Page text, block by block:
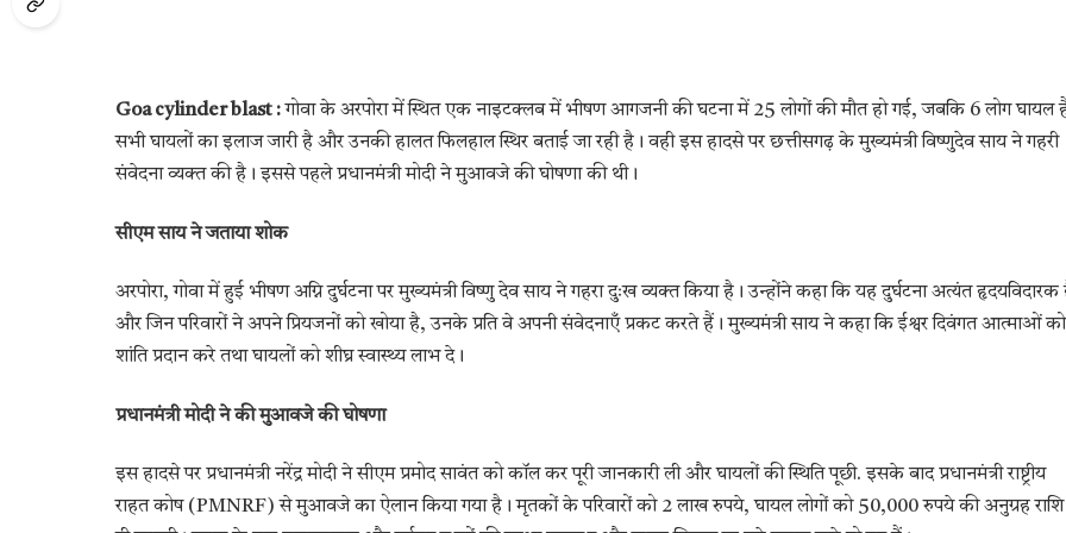
Goa cylinder blast :गोवा के अरपोरा में स्थित एक नाइटक्लब में भीषण आगजनी की घटना में 25 लोगों की मौत हो गई, जबकि 6 लोग घायल
सभी घायलों का इलाज जारी है और उनकी हालत फिलहाल स्थिर बताई जा रही है। वही इस हादसे पर छत्तीसगढ़ के मुख्यमंत्री विष्णुदेव साय ने गहरी
संवेदना व्यक्त की है। इससे पहले प्रधानमंत्री मोदी ने मुआवजे की घोषणा की थी।
सीएम साय ने जताया शोक
अरपोरा, गोवा में हुई भीषण अग्नि दुर्घटना पर मुख्यमंत्री विष्णु देव साय ने गहरा दुःख व्यक्त किया है। उन्होंने कहा कि यह दुर्घटना अत्यंत हृदयविदारक
और जिन परिवारों ने अपने प्रियजनों को खोया है, उनके प्रति वे अपनी संवेदनाएँ प्रकट करते हैं। मुख्यमंत्री साय ने कहा कि ईश्वर दिवंगत आत्माओं को
शांति प्रदान करे तथा घायलों को शीघ्र स्वास्थ्य लाभ दे।
प्रधानमंत्री मोदी ने की मुआवजे की घोषणा
इस हादसे पर प्रधानमंत्री नरेंद्र मोदी ने सीएम प्रमोद सावंत को कॉल कर पूरी जानकारी ली और घायलों की स्थिति पूछी. इसके बाद प्रधानमंत्री राष्ट्रीय
राहत कोष (PMNRF) से मुआवजे का ऐलान किया गया है। मृतकों के परिवारों को 2 लाख रुपये, घायल लोगों को 50,000 रुपये की अनुग्रह राशि